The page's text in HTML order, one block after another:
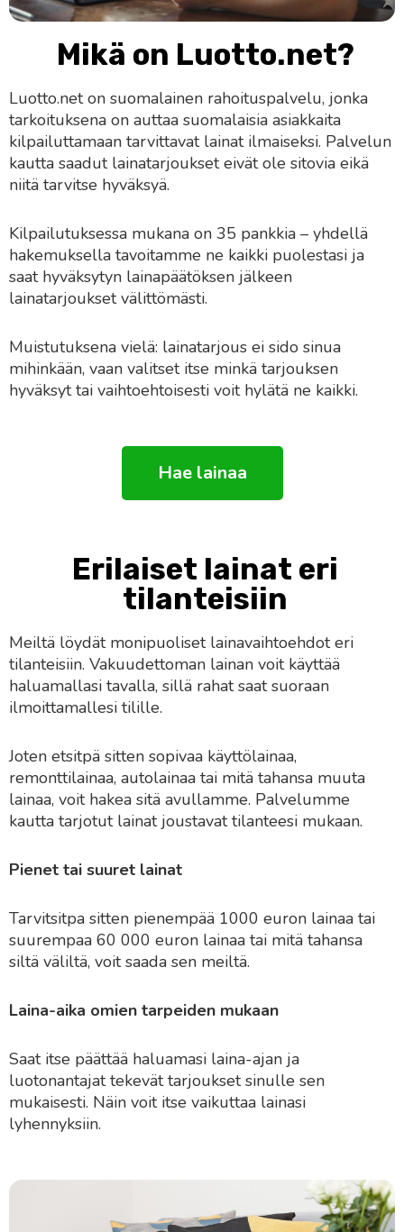
Mikä on Luotto.net?
Luotto.net on suomalainen rahoituspalvelu, jonka
tarkoituksena on auttaa suomalaisia asiakkaita
kilpailuttamaan tarvittavat lainat ilmaiseksi. Palvelun
kautta saadut lainatarjoukset eivät ole sitovia eikä
niitä tarvitse hyväksyä.
Kilpailutuksessa mukana on 35 pankkia – yhdellä
hakemuksella tavoitamme ne kaikki puolestasi ja
saat hyväksytyn lainapäätöksen jälkeen
lainatarjoukset välittömästi.
Muistutuksena vielä: lainatarjous ei sido sinua
mihinkään, vaan valitset itse minkä tarjouksen
hyväksyt tai vaihtoehtoisesti voit hylätä ne kaikki.
Hae lainaa
Erilaiset lainat eri
tilanteisiin
Meiltä löydät monipuoliset lainavaihtoehdot eri
tilanteisiin. Vakuudettoman lainan voit käyttää
haluamallasi tavalla, sillä rahat saat suoraan
ilmoittamallesi tilille.
Joten etsitpä sitten sopivaa käyttölainaa,
remonttilainaa, autolainaa tai mitä tahansa muuta
lainaa, voit hakea sitä avullamme. Palvelumme
kautta tarjotut lainat joustavat tilanteesi mukaan.
Pienet tai suuret lainat
Tarvitsitpa sitten pienempää 1000 euron lainaa tai
suurempaa 60 000 euron lainaa tai mitä tahansa
siltä väliltä, voit saada sen meiltä.
Laina-aika omien tarpeiden mukaan
Saat itse päättää haluamasi laina-ajan ja
luotonantajat tekevät tarjoukset sinulle sen
mukaisesti. Näin voit itse vaikuttaa lainasi
lyhennyksiin.